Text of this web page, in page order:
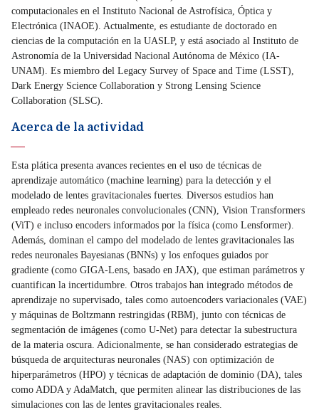
computacionales en el Instituto Nacional de Astrofísica, Óptica y
Electrónica (INAOE). Actualmente, es estudiante de doctorado en
ciencias de la computación en la UASLP, y está asociado al Instituto de
Astronomía de la Universidad Nacional Autónoma de México (IA-
UNAM). Es miembro del Legacy Survey of Space and Time (LSST),
Dark Energy Science Collaboration y Strong Lensing Science
Collaboration (SLSC).
Acerca de la actividad
Esta plática presenta avances recientes en el uso de técnicas de
aprendizaje automático (machine learning) para la detección y el
modelado de lentes gravitacionales fuertes. Diversos estudios han
empleado redes neuronales convolucionales (CNN), Vision Transformers
(ViT) e incluso encoders informados por la física (como Lensformer).
Además, dominan el campo del modelado de lentes gravitacionales las
redes neuronales Bayesianas (BNNs) y los enfoques guiados por
gradiente (como GIGA-Lens, basado en JAX), que estiman parámetros y
cuantifican la incertidumbre. Otros trabajos han integrado métodos de
aprendizaje no supervisado, tales como autoencoders variacionales (VAE)
y máquinas de Boltzmann restringidas (RBM), junto con técnicas de
segmentación de imágenes (como U-Net) para detectar la subestructura
de la materia oscura. Adicionalmente, se han considerado estrategias de
búsqueda de arquitecturas neuronales (NAS) con optimización de
hiperparámetros (HPO) y técnicas de adaptación de dominio (DA), tales
como ADDA y AdaMatch, que permiten alinear las distribuciones de las
simulaciones con las de lentes gravitacionales reales.